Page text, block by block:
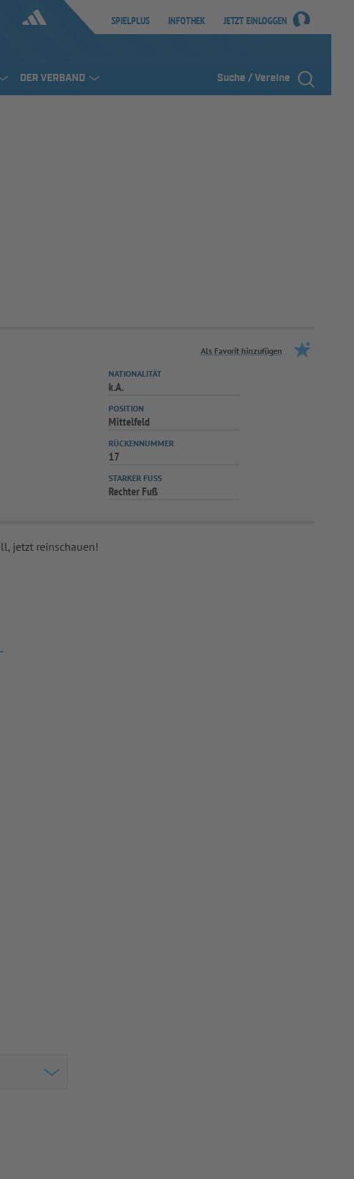
SPIELPLUS INFOTHEK JETZT EINLOGGEN
DER VERBAND Suche / Vereine
Als Favorit hinzufügen
NATIONALITÄT
k.A.
POSITION
Mittelfeld
RÜCKENNUMMER
17
STARKER FUSS
Rechter Fuß
jetzt reinschauen!